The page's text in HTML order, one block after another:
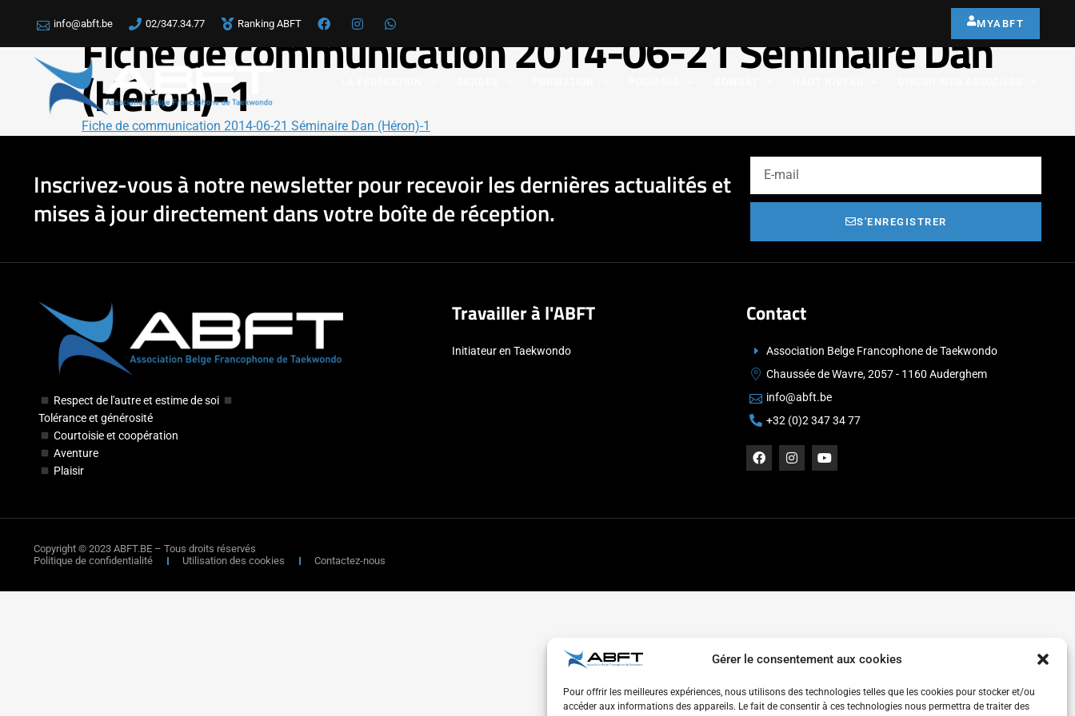
Gérer le consentement aux cookies
Pour offrir les meilleures expériences, nous utilisons des technologies telles que les cookies pour stocker et/ou
accéder aux informations des appareils. Le fait de consentir à ces technologies nous permettra de traiter des
info@abft.be 02/347.34.77 Ranking ABFT MYABFT
Fiche de communication 2014-06-21 Séminaire Dan
(Héron)-1
Fiche de communication 2014-06-21 Séminaire Dan (Héron)-1
Inscrivez-vous à notre newsletter pour recevoir les dernières actualités et
mises à jour directement dans votre boîte de réception.
S'ENREGISTRER
Respect de l'autre et estime de soi
Tolérance et générosité
Courtoisie et coopération
Aventure
Plaisir
Travailler à l'ABFT
Initiateur en Taekwondo
Contact
Association Belge Francophone de Taekwondo
Chaussée de Wavre, 2057 - 1160 Auderghem
info@abft.be
+32 (0)2 347 34 77
Copyright © 2023 ABFT.BE – Tous droits réservés
Politique de confidentialité
Utilisation des cookies Contactez-nous